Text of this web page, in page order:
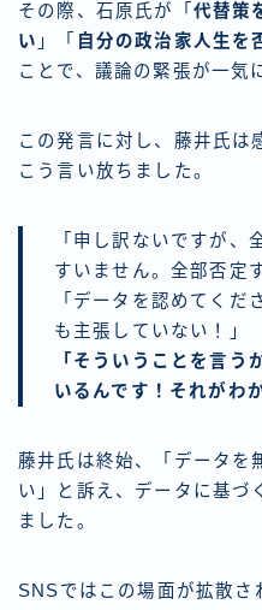
その際、石原氏が「 代替策
い 」「 自分の政治家人生を
ことで、議論の緊張が一気
この発言に対し、藤井氏は
こう言い放ちました。
「申し訳ないですが、
すいません。全部否定
「データを認めてくだ
も主張していない！」
「そういうことを言う
いるんです！それがわ
藤井氏は終始、「データを
い」と訴え、データに基づ
ました。
SNSではこの場面が拡散さ